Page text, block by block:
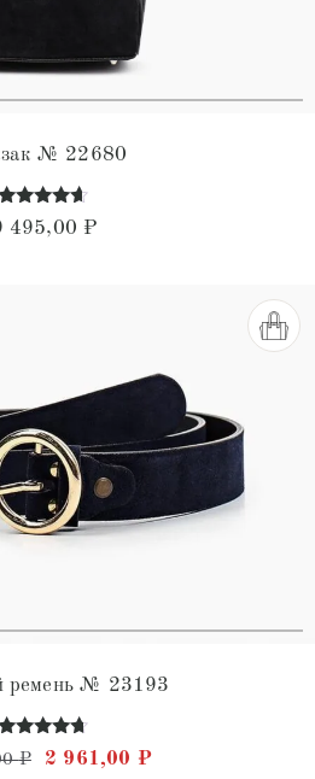
№ 22680
Оценка
4.50
495,00 ₽
ремень № 23193
Оценка
4.56
₽ Первоначальная цена
2 961,00 ₽Текущая цена: